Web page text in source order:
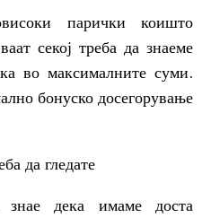
парички коишто
секој треба да знаеме
во максималните суми.
бонуско досегорување
да гледате
дека имаме доста